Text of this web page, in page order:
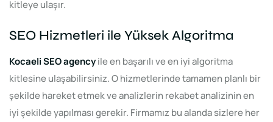
kitleye ulaşır.
SEO Hizmetleri ile Yüksek Algoritma
Kocaeli SEO agencyile en başarılı ve en iyi algoritma
kitlesine ulaşabilirsiniz. O hizmetlerinde tamamen planlı bir
şekilde hareket etmek ve analizlerin rekabet analizinin en
iyi şekilde yapılması gerekir. Firmamız bu alanda sizlere her